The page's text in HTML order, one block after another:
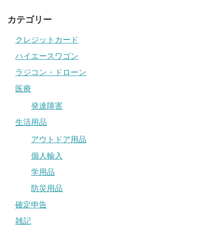
カテゴリー
クレジットカード
ハイエースワゴン
ラジコン・ドローン
医療
発達障害
生活用品
アウトドア用品
個人輸入
学用品
防災用品
確定申告
雑記